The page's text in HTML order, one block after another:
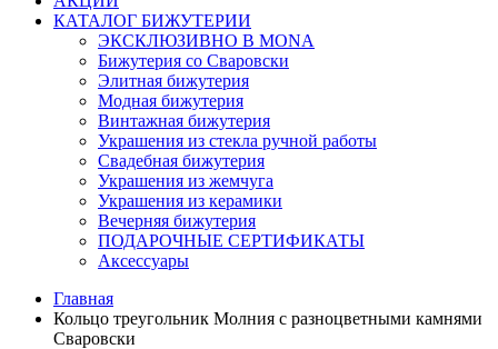
КАТАЛОГ БИЖУТЕРИИ
ЭКСКЛЮЗИВНО В MONA
Бижутерия со Сваровски
Элитная бижутерия
Модная бижутерия
Винтажная бижутерия
Украшения из стекла ручной работы
Свадебная бижутерия
Украшения из жемчуга
Украшения из керамики
Вечерняя бижутерия
ПОДАРОЧНЫЕ СЕРТИФИКАТЫ
Аксессуары
Главная
Кольцо треугольник Молния с разноцветными камнями
Сваровски